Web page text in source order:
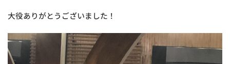
大役ありがとうございました！